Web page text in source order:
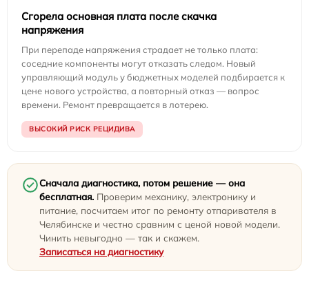
Сгорела основная плата после скачка
напряжения
При перепаде напряжения страдает не только плата:
соседние компоненты могут отказать следом. Новый
управляющий модуль у бюджетных моделей подбирается к
цене нового устройства, а повторный отказ — вопрос
времени. Ремонт превращается в лотерею.
ВЫСОКИЙ РИСК РЕЦИДИВА
Сначала диагностика, потом решение — она
бесплатная. Проверим механику, электронику и
питание, посчитаем итог по ремонту отпаривателя в
Челябинске и честно сравним с ценой новой модели.
Чинить невыгодно — так и скажем.
Записаться на диагностику